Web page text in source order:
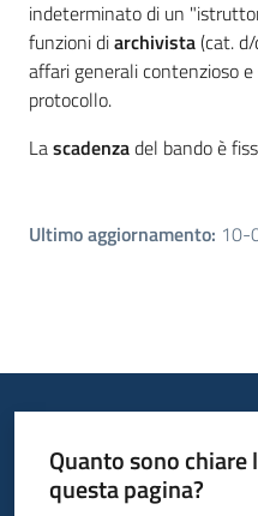
su
indeterminato di un
funzioni diarchivista(cat.
affari generali contenzioso
protocollo.
Lascadenzadel bando è
Ultimo aggiornamento: 10-
Quanto sono
questa pagina?